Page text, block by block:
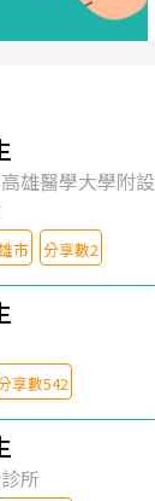
雄醫學大學附設
市 分享數2
享數542
所